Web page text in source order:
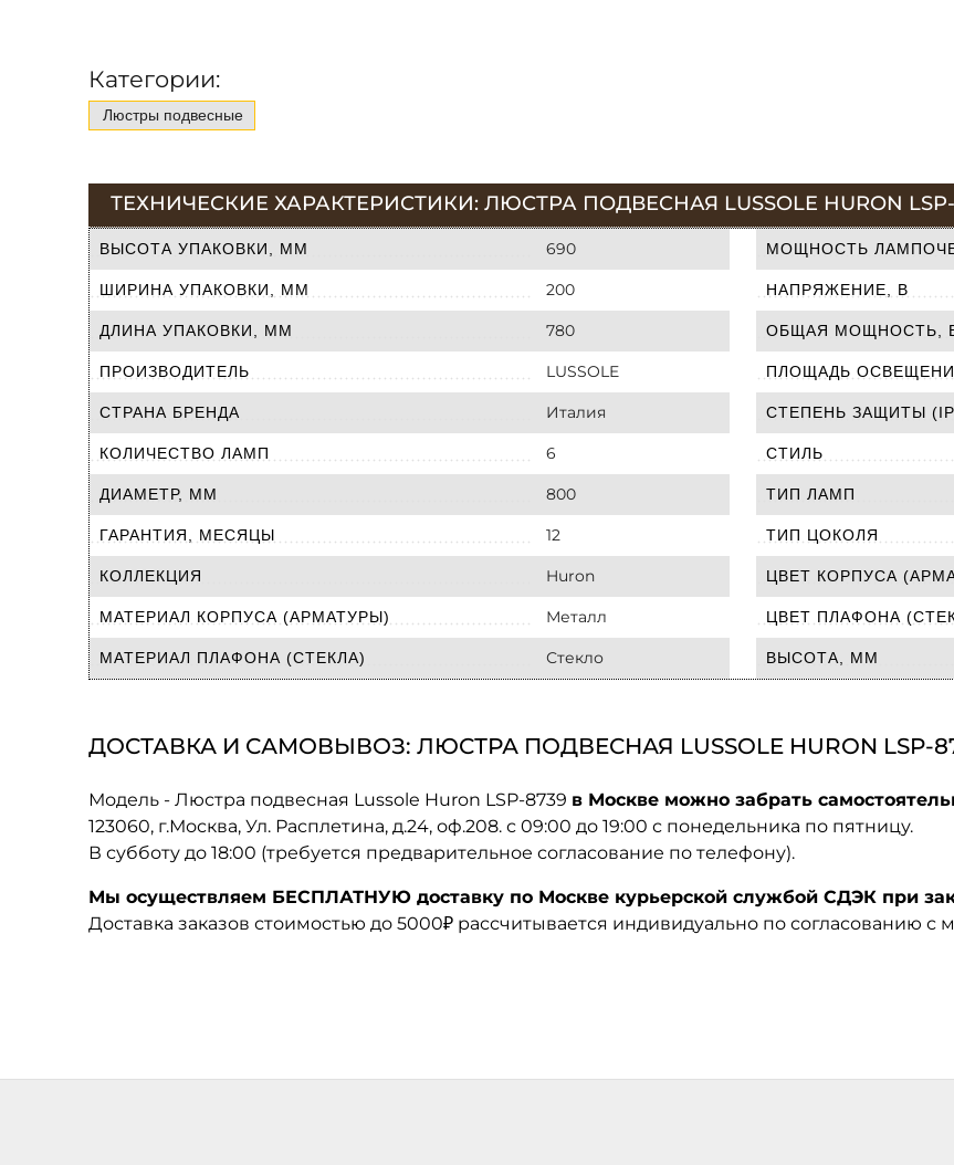
Категории:
Люстры подвесные
ТЕХНИЧЕСКИЕ ХАРАКТЕРИСТИКИ: ЛЮСТРА ПОДВЕСНАЯ LUSSOLE HURON
ВЫСОТА УПАКОВКИ, ММ 690
ШИРИНА УПАКОВКИ, ММ 200
ДЛИНА УПАКОВКИ, ММ 780
ПРОИЗВОДИТЕЛЬ LUSSOLE
СТРАНА БРЕНДА Италия
КОЛИЧЕСТВО ЛАМП 6
ДИАМЕТР, ММ 800
ГАРАНТИЯ, МЕСЯЦЫ 12
КОЛЛЕКЦИЯ Huron
МАТЕРИАЛ КОРПУСА (АРМАТУРЫ) Металл
МАТЕРИАЛ ПЛАФОНА (СТЕКЛА) Стекло
МОЩНОСТЬ
НАПРЯЖЕНИЕ, В
ОБЩАЯ МОЩНОСТЬ,
ПЛОЩАДЬ
СТЕПЕНЬ ЗАЩИТЫ
СТИЛЬ
ТИП ЛАМП
ТИП ЦОКОЛЯ
ЦВЕТ КОРПУСА
ЦВЕТ ПЛАФОНА
ВЫСОТА, ММ
ДОСТАВКА И САМОВЫВОЗ: ЛЮСТРА ПОДВЕСНАЯ LUSSOLE HURON LSP-
Модель - Люстра подвесная Lussole Huron LSP-8739 в Москве можно забрать
123060, г.Москва, Ул. Расплетина, д.24, оф.208. с 09:00 до 19:00 с понедельника по пятницу.
В субботу до 18:00 (требуется предварительное согласование по телефону).
Мы осуществляем БЕСПЛАТНУЮ доставку по Москве курьерской службой СДЭК при
Доставка заказов стоимостью до 5000₽ рассчитывается индивидуально по согласованию с